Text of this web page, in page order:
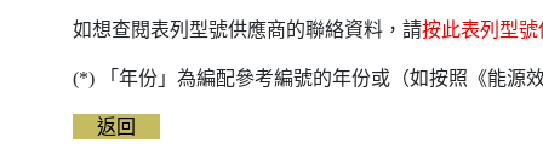
如想查閱表列型號供應商的聯絡資料，請按此表列型
(*) 「年份」為編配參考編號的年份或（如按照《能源
返回